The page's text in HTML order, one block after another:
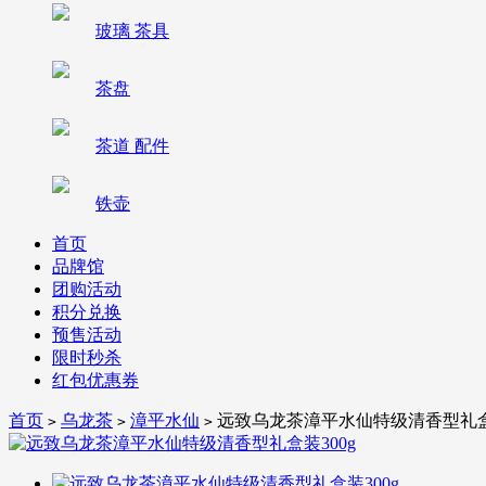
玻璃 茶具
茶盘
茶道 配件
铁壶
首页
品牌馆
团购活动
积分兑换
预售活动
限时秒杀
红包优惠券
首页 > 乌龙茶 > 漳平水仙 > 远致乌龙茶漳平水仙特级清香型礼